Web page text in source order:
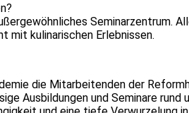
Seminarzentrum.
mit kulinarischen Erlebnissen.
die Mitarbeitenden der
Ausbildungen und Seminare rund